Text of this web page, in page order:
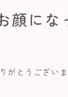
顔に
がとうござい